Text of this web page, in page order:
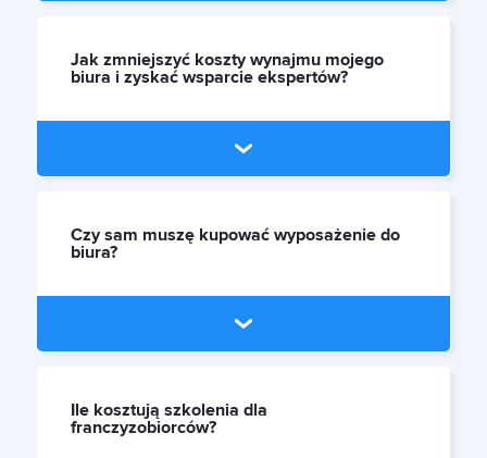
Jak zmniejszyć koszty wynajmu mojego
biura i zyskać wsparcie ekspertów?
Czy sam muszę kupować wyposażenie do
biura?
Ile kosztują szkolenia dla
franczyzobiorców?